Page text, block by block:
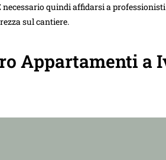
quindi affidarsi a
sul cantiere.
Appartamenti a